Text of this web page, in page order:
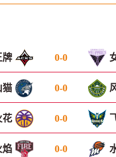
牌 0-0
猫 0-0
花 0-0
焰 0-0